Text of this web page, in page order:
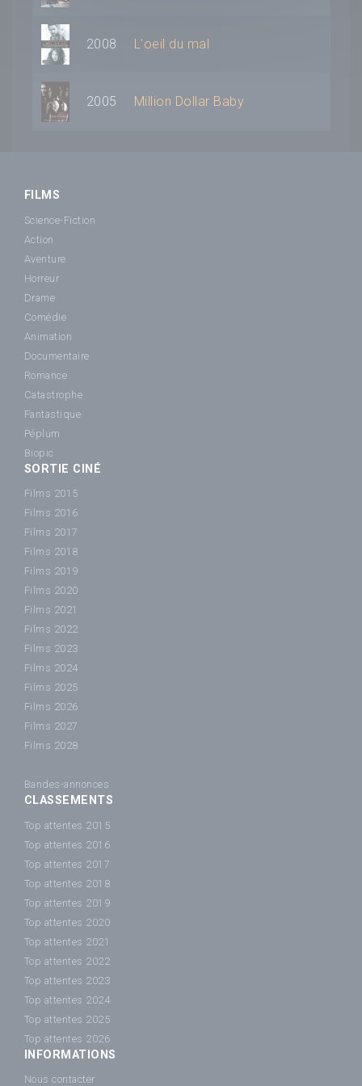
2008 L'oeil du mal
2005 Million Dollar Baby
FILMS
Science-Fiction
Action
Aventure
Horreur
Drame
Comédie
Animation
Documentaire
Romance
Catastrophe
Fantastique
Péplum
Biopic
SORTIE CINÉ
Films 2015
Films 2016
Films 2017
Films 2018
Films 2019
Films 2020
Films 2021
Films 2022
Films 2023
Films 2024
Films 2025
Films 2026
Films 2027
Films 2028
Bandes-annonces
CLASSEMENTS
Top attentes 2015
Top attentes 2016
Top attentes 2017
Top attentes 2018
Top attentes 2019
Top attentes 2020
Top attentes 2021
Top attentes 2022
Top attentes 2023
Top attentes 2024
Top attentes 2025
Top attentes 2026
INFORMATIONS
Nous contacter